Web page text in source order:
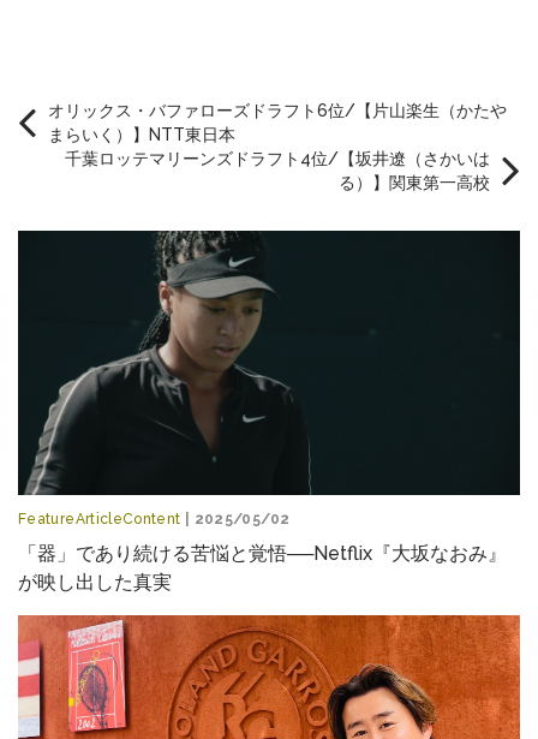
オリックス・バファローズドラフト6位/【片山楽生（かたや
まらいく）】NTT東日本
千葉ロッテマリーンズドラフト4位/【坂井遼（さかいは
る）】関東第一高校
FeatureArticleContent | 2025/05/02
「器」であり続ける苦悩と覚悟──Netflix『大坂なおみ』
が映し出した真実